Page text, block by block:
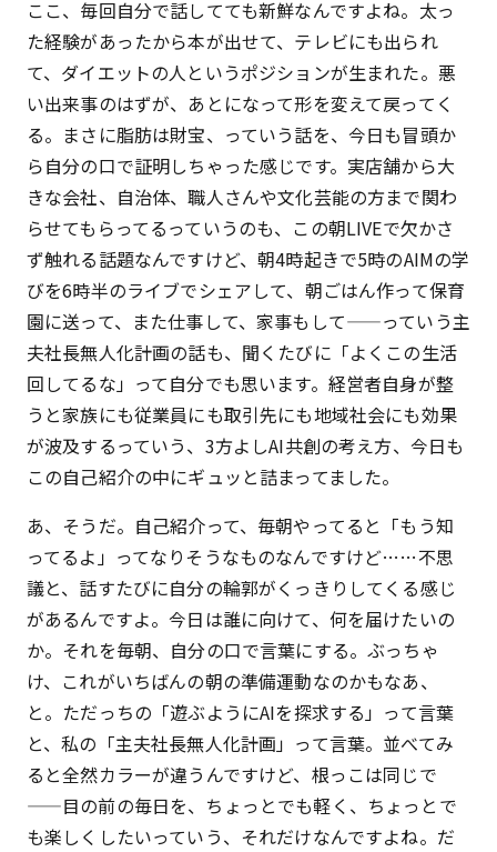
ここ、毎回自分で話してても新鮮なんですよね。太っ
た経験があったから本が出せて、テレビにも出られ
て、ダイエットの人というポジションが生まれた。悪
い出来事のはずが、あとになって形を変えて戻ってく
る。まさに脂肪は財宝、っていう話を、今日も冒頭か
ら自分の口で証明しちゃった感じです。実店舗から大
きな会社、自治体、職人さんや文化芸能の方まで関わ
らせてもらってるっていうのも、この朝LIVEで欠かさ
ず触れる話題なんですけど、朝4時起きで5時のAIMの学
びを6時半のライブでシェアして、朝ごはん作って保育
園に送って、また仕事して、家事もして——っていう主
夫社長無人化計画の話も、聞くたびに「よくこの生活
回してるな」って自分でも思います。経営者自身が整
うと家族にも従業員にも取引先にも地域社会にも効果
が波及するっていう、3方よしAI共創の考え方、今日も
この自己紹介の中にギュッと詰まってました。
あ、そうだ。自己紹介って、毎朝やってると「もう知
ってるよ」ってなりそうなものなんですけど……不思
議と、話すたびに自分の輪郭がくっきりしてくる感じ
があるんですよ。今日は誰に向けて、何を届けたいの
か。それを毎朝、自分の口で言葉にする。ぶっちゃ
け、これがいちばんの朝の準備運動なのかもなあ、
と。ただっちの「遊ぶようにAIを探求する」って言葉
と、私の「主夫社長無人化計画」って言葉。並べてみ
ると全然カラーが違うんですけど、根っこは同じで
——目の前の毎日を、ちょっとでも軽く、ちょっとで
も楽しくしたいっていう、それだけなんですよね。だ